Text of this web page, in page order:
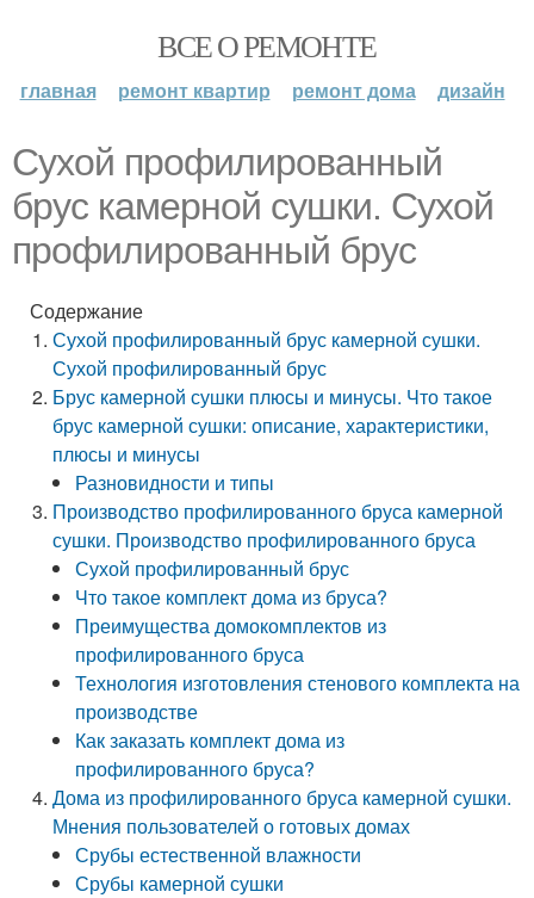
ВСЕ О РЕМОНТЕ
главная ремонт квартир ремонт дома дизайн
Сухой профилированный
брус камерной сушки. Сухой
профилированный брус
Содержание
Сухой профилированный брус камерной сушки.
Сухой профилированный брус
Брус камерной сушки плюсы и минусы. Что такое
брус камерной сушки: описание, характеристики,
плюсы и минусы
Разновидности и типы
Производство профилированного бруса камерной
сушки. Производство профилированного бруса
Сухой профилированный брус
Что такое комплект дома из бруса?
Преимущества домокомплектов из
профилированного бруса
Технология изготовления стенового комплекта на
производстве
Как заказать комплект дома из
профилированного бруса?
Дома из профилированного бруса камерной сушки.
Мнения пользователей о готовых домах
Срубы естественной влажности
Срубы камерной сушки